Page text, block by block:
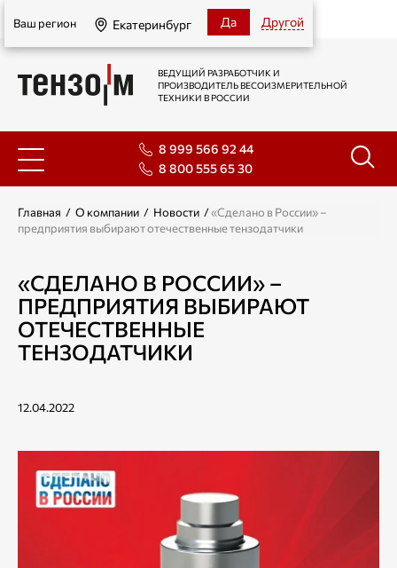
Екатеринбург
Ваш регион Екатеринбург Да Другой
ВЕДУЩИЙ РАЗРАБОТЧИК И
ПРОИЗВОДИТЕЛЬ ВЕСОИЗМЕРИТЕЛЬНОЙ
ТЕХНИКИ В РОССИИ
8 999 566 92 44
8 800 555 65 30
Главная / О компании / Новости /«Сделано в России» –
предприятия выбирают отечественные тензодатчики
«СДЕЛАНО В РОССИИ» –
ПРЕДПРИЯТИЯ ВЫБИРАЮТ
ОТЕЧЕСТВЕННЫЕ
ТЕНЗОДАТЧИКИ
12.04.2022